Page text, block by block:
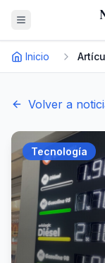
Inicio
Volver a
Tecnología